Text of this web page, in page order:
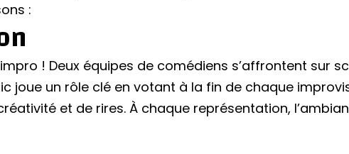
:
! Deux équipes de comédiens s’affrontent sur
joue un rôle clé en votant à la fin de chaque
et de rires. À chaque représentation,